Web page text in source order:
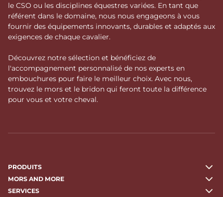
le CSO ou les disciplines équestres variées. En tant que
référent dans le domaine, nous nous engageons à vous
fournir des équipements innovants, durables et adaptés aux
exigences de chaque cavalier.
Découvrez notre sélection et bénéficiez de
l'accompagnement personnalisé de nos experts en
embouchures pour faire le meilleur choix. Avec nous,
trouvez le mors et le bridon qui feront toute la différence
pour vous et votre cheval.
PRODUITS
MORS AND MORE
SERVICES